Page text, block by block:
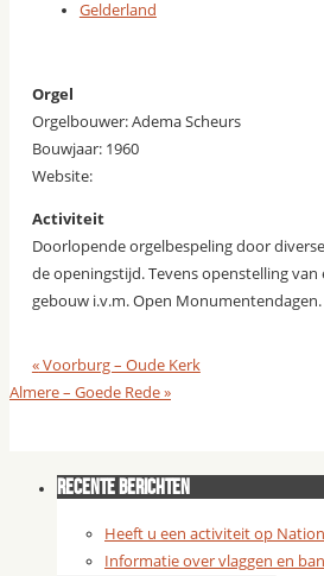
Gelderland
Orgel
Orgelbouwer: Adema Scheurs
Bouwjaar: 1960
Website:
Activiteit
Doorlopende orgelbespeling door
de openingstijd. Tevens openstelling van
gebouw i.v.m. Open Monumentendagen.
«Voorburg – Oude Kerk
Almere – Goede Rede»
Recente berichten
Heeft u een activiteit op
Informatie over vlaggen en